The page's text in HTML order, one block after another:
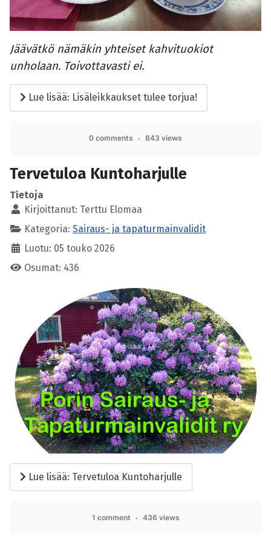
Jäävätkö nämäkin yhteiset kahvituokiot
unholaan. Toivottavasti ei.
Lue lisää: Lisäleikkaukset tulee torjua!
0 comments 843 views
Tervetuloa Kuntoharjulle
Tietoja
Kirjoittanut: Terttu Elomaa
Kategoria: Sairaus- ja tapaturmainvalidit
Luotu: 05 touko 2026
Osumat: 436
Lue lisää: Tervetuloa Kuntoharjulle
1 comment 436 views